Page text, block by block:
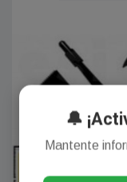
🔔
Mantente